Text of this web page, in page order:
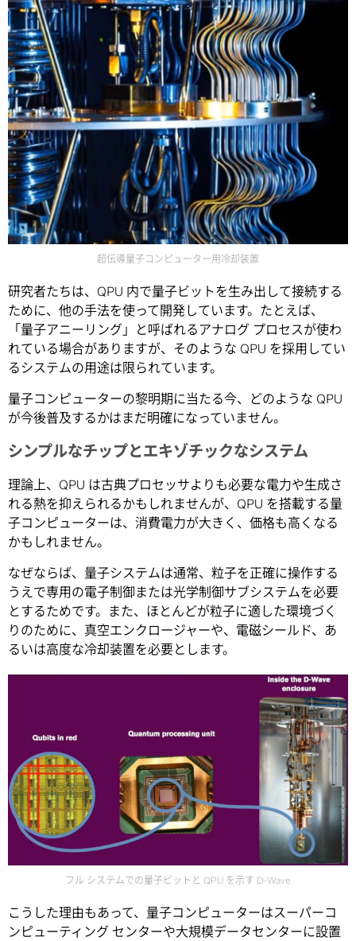
超伝導量子コンピューター用冷却装置
研究者たちは、QPU 内で量子ビットを生み出して接続する
ために、他の手法を使って開発しています。たとえば、
「量子アニーリング」と呼ばれるアナログ プロセスが使わ
れている場合がありますが、そのような QPU を採用してい
るシステムの用途は限られています。
量子コンピューターの黎明期に当たる今、どのような QPU
が今後普及するかはまだ明確になっていません。
シンプルなチップとエキゾチックなシステム
理論上、QPU は古典プロセッサよりも必要な電力や生成さ
れる熱を抑えられるかもしれませんが、QPU を搭載する量
子コンピューターは、消費電力が大きく、価格も高くなる
かもしれません。
なぜならば、量子システムは通常、粒子を正確に操作する
うえで専用の電子制御または光学制御サブシステムを必要
とするためです。また、ほとんどが粒子に適した環境づく
りのために、真空エンクロージャーや、電磁シールド、あ
るいは高度な冷却装置を必要とします。
フル システムでの量子ビットと QPU を示す D-Wave
こうした理由もあって、量子コンピューターはスーパーコ
ンピューティング センターや大規模データセンターに設置